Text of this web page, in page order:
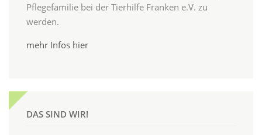
Pflegefamilie bei der Tierhilfe Franken e.V. zu
werden.
mehr Infos hier
DAS SIND WIR!